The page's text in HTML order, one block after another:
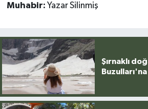
Muhabir: Yazar Silinmiş
Şırnaklı